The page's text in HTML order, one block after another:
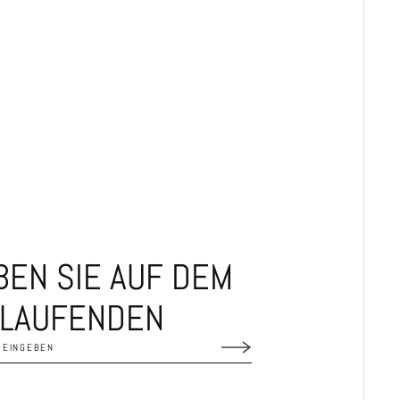
SIE AUF DEM
LAUFENDEN